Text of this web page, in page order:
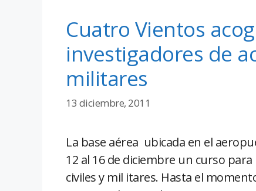
Cuatro Vientos
investigadores de
militares
13 diciembre, 2011
La base aérea ubicada en el
12 al 16 de diciembre un curso
civiles y mil itares. Hasta el